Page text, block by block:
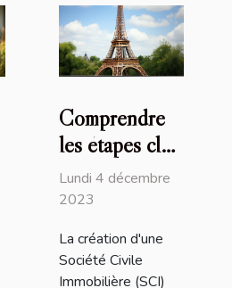
Comprendre
les étapes clés
et la
réglementation
pour créer une
SCI en France
Lundi 4 décembre
2023
La création d'une
Société Civile
Immobilière (SCI)